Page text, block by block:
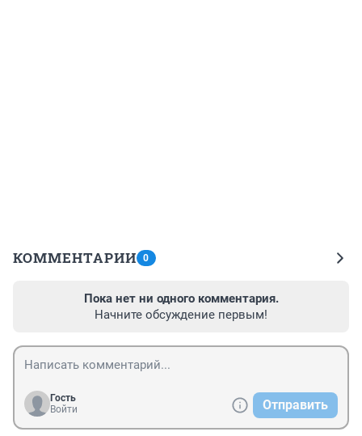
КОММЕНТАРИИ 0
Пока нет ни одного комментария.
Начните обсуждение первым!
Гость
Войти
Отправить